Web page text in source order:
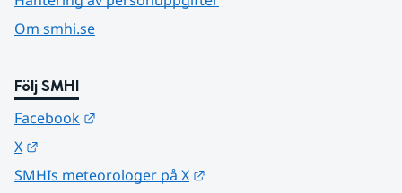
Om smhi.se
Följ SMHI
Facebook
X
SMHIs meteorologer på X